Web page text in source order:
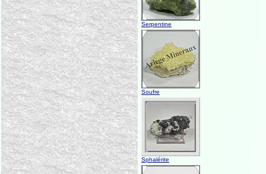
Serpentine
Soufre
Sphalérite